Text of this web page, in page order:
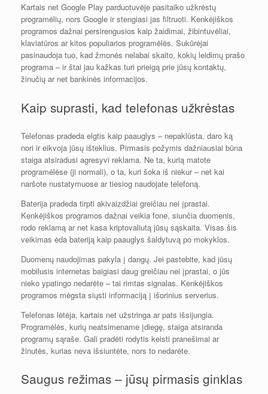
Kartais net Google Play parduotuvėje pasitaiko užkrėstų
programėlių, nors Google ir stengiasi jas filtruoti. Kenkėjiškos
programos dažnai persirengusios kaip žaidimai, žibintuvėliai,
klaviatūros ar kitos populiarios programėlės. Sukūrėjai
pasinaudoja tuo, kad žmonės nelabai skaito, kokių leidimų prašo
programa – ir štai jau kažkas turi prieigą prie jūsų kontaktų,
žinučių ar net bankinės informacijos.
Kaip suprasti, kad telefonas užkrėstas
Telefonas pradeda elgtis kaip paauglys – nepaklūsta, daro ką
nori ir eikvoja jūsų išteklius. Pirmasis požymis dažniausiai būna
staiga atsiradusi agresyvi reklama. Ne ta, kurią matote
programėlėse (ji normali), o ta, kuri šoka iš niekur – net kai
naršote nustatymuose ar tiesiog naudojate telefoną.
Baterija pradeda tirpti akivaizdžiai greičiau nei įprastai.
Kenkėjiškos programos dažnai veikia fone, siunčia duomenis,
rodo reklamą ar net kasa kriptovaliutą jūsų sąskaita. Visas šis
veikimas ėda bateriją kaip paauglys šaldytuvą po mokyklos.
Duomenų naudojimas pakyla į dangų. Jei pastebite, kad jūsų
mobilusis internetas baigiasi daug greičiau nei įprastai, o jūs
nieko ypatingo nedarėte – tai rimtas signalas. Kenkėjiškos
programos mėgsta siųsti informaciją į išorinius serverius.
Telefonas lėtėja, kartais net užstringa ar pats išsijungia.
Programėlės, kurių neatsimename įdiegę, staiga atsiranda
programų sąraše. Gali pradėti rodytis keisti pranešimai ar
žinutės, kurias neva išsiuntėte, nors to nedarėte.
Saugus režimas – jūsų pirmasis ginklas